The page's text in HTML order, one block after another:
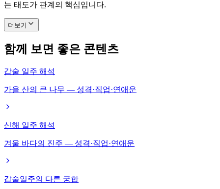
는 태도가 관계의 핵심입니다.
더보기
함께 보면 좋은 콘텐츠
갑술 일주 해석
가을 산의 큰 나무 — 성격·직업·연애운
신해 일주 해석
겨울 바다의 진주 — 성격·직업·연애운
갑술일주의 다른 궁합